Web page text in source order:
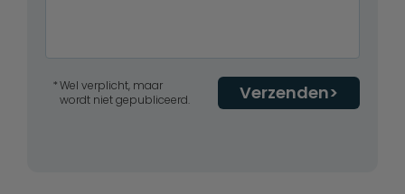
Verzenden
Wel verplicht, maar
wordt niet gepubliceerd.